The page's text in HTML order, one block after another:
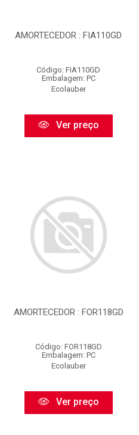
AMORTECEDOR : FIA110GD
Código: FIA110GD
Embalagem: PC
Ecolauber
Ver preço
AMORTECEDOR : FOR118GD
Código: FOR118GD
Embalagem: PC
Ecolauber
Ver preço